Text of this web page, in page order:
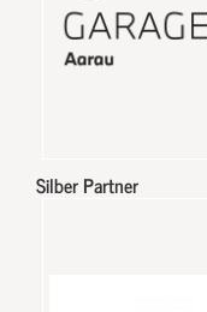
Silber Partner